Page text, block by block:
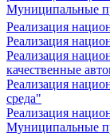
Муниципальные
Реализация
Реализация
Реализация
качественные
Реализация
среда"
Реализация
Муниципальные